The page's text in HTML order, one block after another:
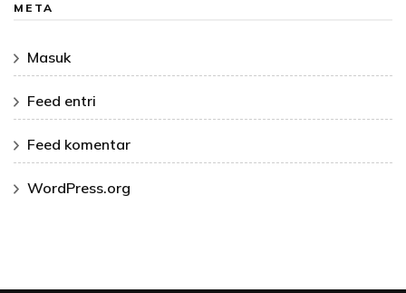
META
Masuk
Feed entri
Feed komentar
WordPress.org